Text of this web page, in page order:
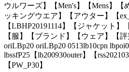
ウルワーズ】【Men's】【Mens】【
ッキングウエア】【アウター】【
【LBHP20191114】【ジャケット】
【服】【ブランド】【ウェア】【評
oriLBp20 oriLBp20 0513lb10cpn
lbssfP25【lb200930outer】【
【PW_P30】